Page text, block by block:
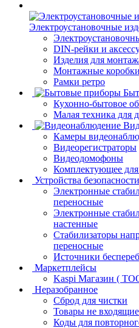
Электроустановочные
DIN-рейки и
Изделия для
Монтажные
Рамки ретро
Кухонно-бытовое
Малая техника для
Камеры
Видеорегистраторы
Видеодомофоны
Комплектующее
Устройства
Электронные
переносные
Электронные
настенные
Стабилизаторы
переносные
Источники
Маркетплейсы
Kaspi Магазин (
Неразобранное
Сброд для чистки
Товары не
Коды для